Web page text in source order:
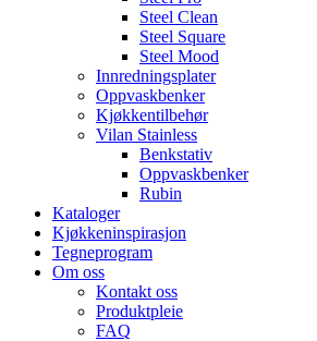
Steel Clean
Steel Square
Steel Mood
Innredningsplater
Oppvaskbenker
Kjøkkentilbehør
Vilan Stainless
Benkstativ
Oppvaskbenker
Rubin
Kataloger
Kjøkkeninspirasjon
Tegneprogram
Om oss
Kontakt oss
Produktpleie
FAQ